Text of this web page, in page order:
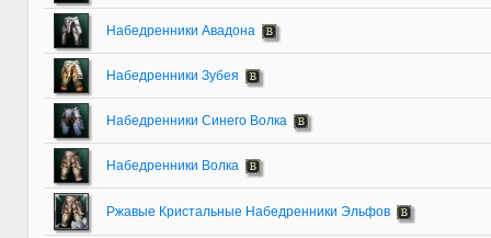
Набедренники Авадона
Набедренники Зубея
Набедренники Синего Волка
Набедренники Волка
Ржавые Кристальные Набедренники Эльфов